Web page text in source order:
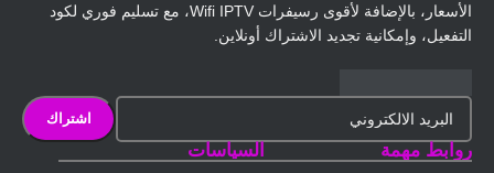
الأسعار، بالإضافة لأقوى رسيفرات Wifi IPTV، مع تسليم فوري لكود
التفعيل، وإمكانية تجديد الاشتراك أونلاين.
روابط مهمة السياسات